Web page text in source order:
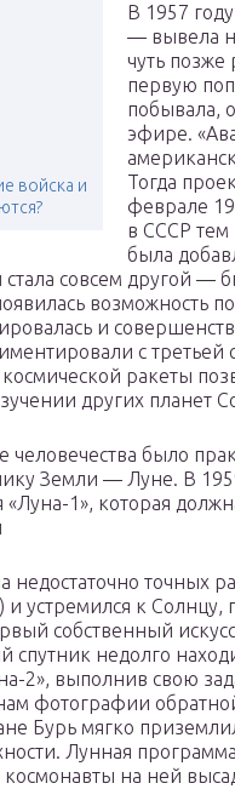
войска и
В 1957 году
— вывела
чуть позже
первую
побывала,
эфире.
Тогда
феврале
в СССР
была
совсем другой —
возможность
и
с
ракеты
других планет
человечества было
Земли — Луне. В
«Луна-1», которая
недостаточно точных
и устремился к Солнцу,
собственный
спутник недолго
2», выполнив свою
фотографии
Бурь мягко
Лунная
на ней